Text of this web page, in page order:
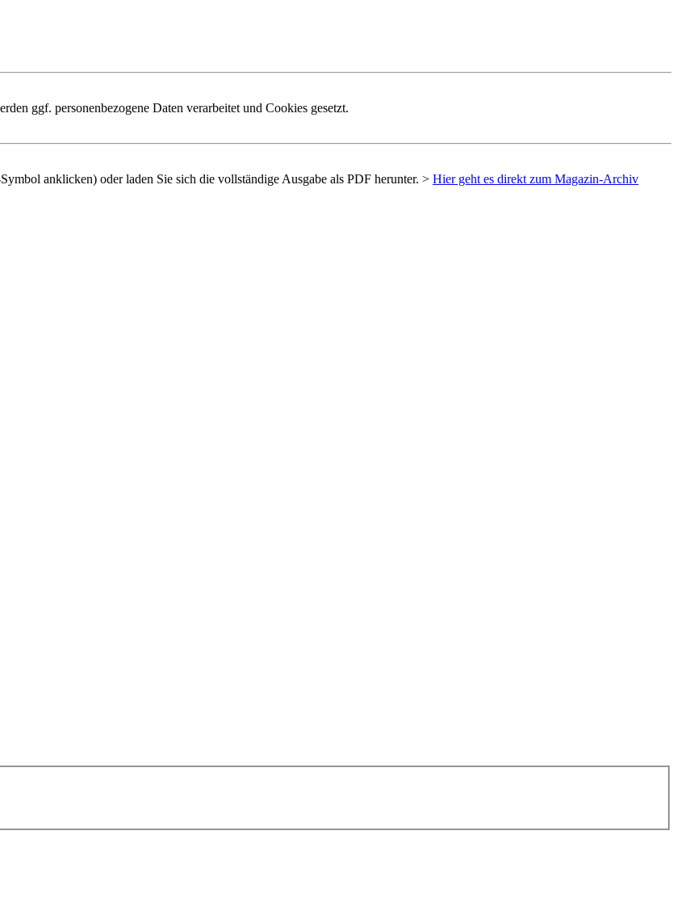
ggf. personenbezogene Daten verarbeitet und Cookies gesetzt.
anklicken) oder laden Sie sich die vollständige Ausgabe als PDF herunter. > Hier geht es direkt zum Magazin-Archiv